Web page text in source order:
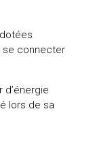
se connecter
d’énergie
lors de sa